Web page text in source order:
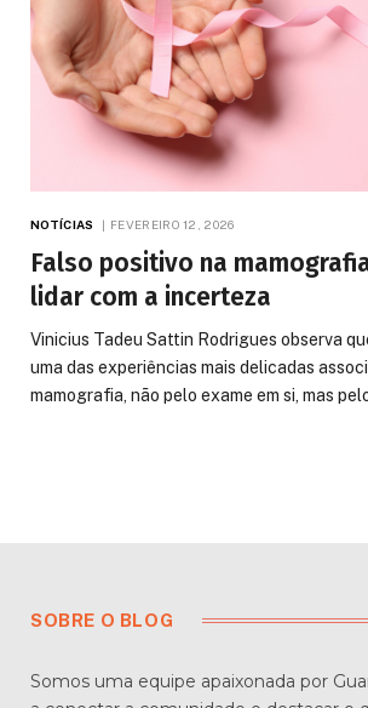
NOTÍCIAS FEVEREIRO 12, 2026
Falso positivo na
lidar com a incerteza
Vinicius Tadeu Sattin Rodrigues observa
uma das experiências mais delicadas
mamografia, não pelo exame em si, mas
SOBRE O BLOG
Somos uma equipe apaixonada por